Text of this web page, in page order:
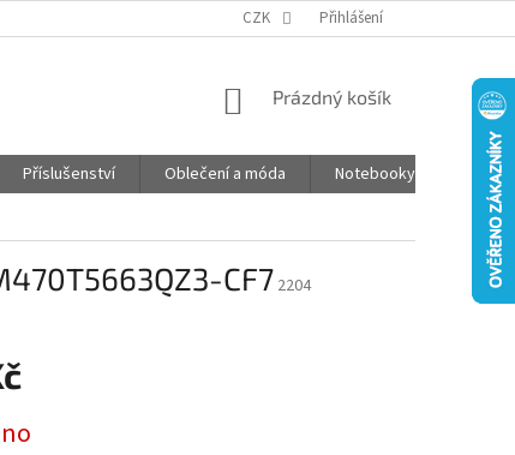
JAK NAKUPOVAT
CZK Přihlášení
NÁKUPNÍ
Prázdný košík
Příslušenství Oblečení a móda Notebooky
Foto
CF7 2204